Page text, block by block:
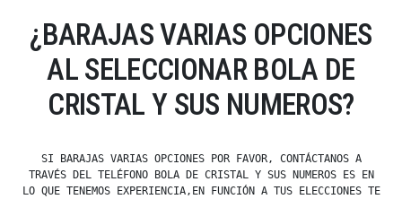
¿BARAJAS VARIAS OPCIONES
AL SELECCIONAR BOLA DE
CRISTAL Y SUS NUMEROS?
SI BARAJAS VARIAS OPCIONES POR FAVOR, CONTÁCTANOS A
TRAVÉS DEL TELÉFONO BOLA DE CRISTAL Y SUS NUMEROS ES EN
LO QUE TENEMOS EXPERIENCIA,EN FUNCIÓN A TUS ELECCIONES TE